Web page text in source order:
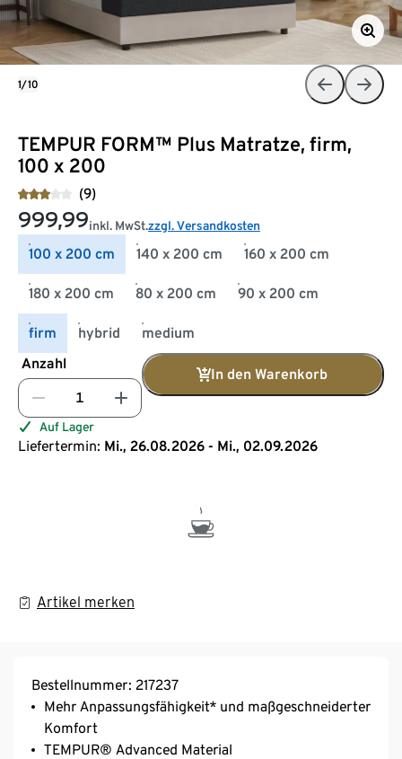
TEMPUR FORM™ Plus Matratze, firm,
100 x 200
(9)
999,99inkl. MwSt.zzgl. Versandkosten
100 x 200 cm 140 x 200 cm 160 x 200 cm
180 x 200 cm 80 x 200 cm 90 x 200 cm
firm hybrid
medium
Anzahl
In den Warenkorb
Auf Lager
Liefertermin: Mi., 26.08.2026 - Mi., 02.09.2026
Artikel merken
1/10
Bestellnummer: 217237
Mehr Anpassungsfähigkeit* und maßgeschneiderter
Komfort
TEMPUR® Advanced Material